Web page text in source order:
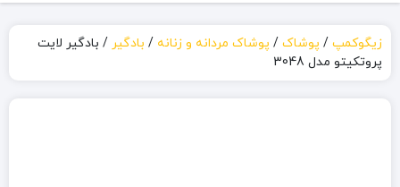
زیگوکمپ / پوشاک / پوشاک مردانه و زنانه / بادگیر / بادگیر لایت
پروتکیتو مدل 3048